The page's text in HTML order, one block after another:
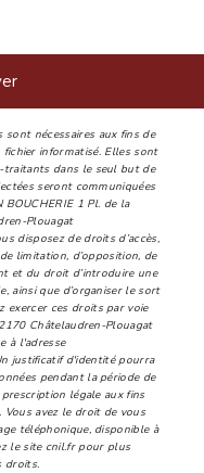
nécessaires aux fins de
informatisé. Elles sont
traitants dans le seul but de
seront communiquées
1 Pl. de la
Plouagat
disposez de droits d’accès,
limitation, d’opposition, de
et du droit d’introduire une
ainsi que d’organiser le sort
exercer ces droits par voie
Châtelaudren-Plouagat
à l'adresse
justificatif d'identité pourra
pendant la période de
légale aux fins
avez le droit de vous
téléphonique, disponible à
le site cnil.fr pour plus
droits.